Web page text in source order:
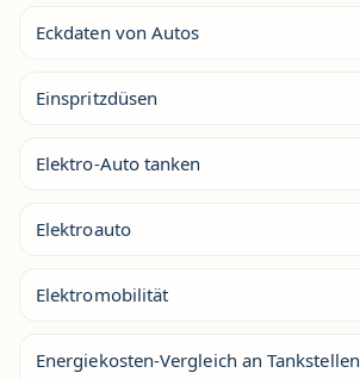
Eckdaten von Autos
Einspritzdüsen
Elektro-Auto tanken
Elektroauto
Elektromobilität
Energiekosten-Vergleich an Tankstellen